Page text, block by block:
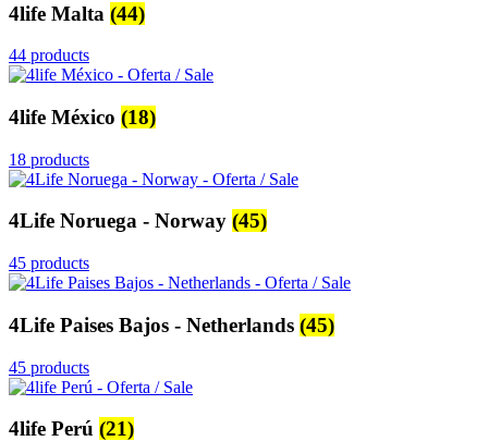
4life Malta (44)
44 products
4life México (18)
18 products
4Life Noruega - Norway (45)
45 products
4Life Paises Bajos - Netherlands (45)
45 products
4life Perú (21)